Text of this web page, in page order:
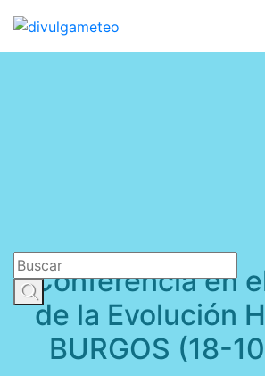
José
Conferencia en
de la Evolución
BURGOS (18-